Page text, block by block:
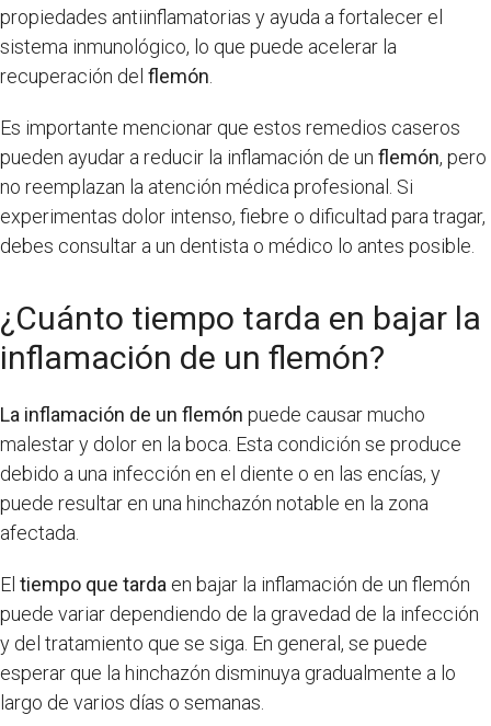
propiedades antiinflamatorias y ayuda a fortalecer el
sistema inmunológico, lo que puede acelerar la
recuperación del flemón
Es importante mencionar que estos remedios caseros
pueden ayudar a reducir la inflamación de un flemón, pero
no reemplazan la atención médica profesional. Si
experimentas dolor intenso, fiebre o dificultad para tragar,
debes consultar a un dentista o médico lo antes posible.
¿Cuánto tiempo tarda en bajar la
inflamación de un flemón?
La inflamación de un flemón puede causar mucho
malestar y dolor en la boca. Esta condición se produce
debido a una infección en el diente o en las encías, y
puede resultar en una hinchazón notable en la zona
afectada.
El tiempo que tarda en bajar la inflamación de un flemón
puede variar dependiendo de la gravedad de la infección
y del tratamiento que se siga. En general, se puede
esperar que la hinchazón disminuya gradualmente a lo
largo de varios días o semanas.